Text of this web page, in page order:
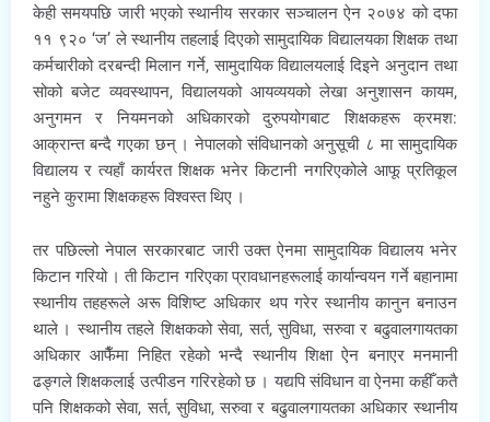
केही समयपछि जारी भएको स्थानीय सरकार सञ्चालन ऐन २०७४ को दफा
११ ९२० ‘ज’ ले स्थानीय तहलाई दिएको सामुदायिक विद्यालयका शिक्षक तथा
कर्मचारीको दरबन्दी मिलान गर्ने, सामुदायिक विद्यालयलाई दिइने अनुदान तथा
सोको बजेट व्यवस्थापन, विद्यालयको आयव्ययको लेखा अनुशासन कायम,
अनुगमन र नियमनको अधिकारको दुरुपयोगबाट शिक्षकहरू क्रमश:
आक्रान्त बन्दै गएका छन् । नेपालको संविधानको अनुसूची ८ मा सामुदायिक
विद्यालय र त्यहाँ कार्यरत शिक्षक भनेर किटानी नगरिएकोले आफू प्रतिकूल
नहुने कुरामा शिक्षकहरू विश्वस्त थिए ।
तर पछिल्लो नेपाल सरकारबाट जारी उक्त ऐनमा सामुदायिक विद्यालय भनेर
किटान गरियो । ती किटान गरिएका प्रावधानहरूलाई कार्यान्वयन गर्ने बहानामा
स्थानीय तहहरूले अरू विशिष्ट अधिकार थप गरेर स्थानीय कानुन बनाउन
थाले । स्थानीय तहले शिक्षकको सेवा, सर्त, सुविधा, सरुवा र बढुवालगायतका
अधिकार आफैँमा निहित रहेको भन्दै स्थानीय शिक्षा ऐन बनाएर मनमानी
ढङ्गले शिक्षकलाई उत्पीडन गरिरहेको छ । यद्यपि संविधान वा ऐनमा कहीँ कतै
पनि शिक्षकको सेवा, सर्त, सुविधा, सरुवा र बढुवालगायतका अधिकार स्थानीय